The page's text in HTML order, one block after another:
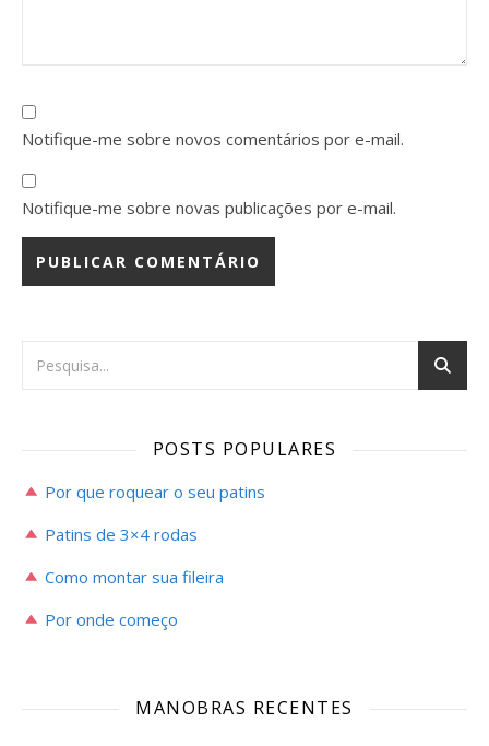
Notifique-me sobre novos comentários por e-mail.
Notifique-me sobre novas publicações por e-mail.
POSTS POPULARES
Por que roquear o seu patins
Patins de 3×4 rodas
Como montar sua fileira
Por onde começo
MANOBRAS RECENTES